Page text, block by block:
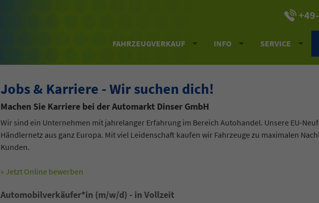
FAHRZEUGVERKAUF INFO SERVICE
Jobs & Karriere - Wir suchen dich!
Machen Sie Karriere bei der Automarkt Dinser GmbH
Wir sind ein Unternehmen mit jahrelanger Erfahrung im Bereich Autohandel. Unsere EU-
Händlernetz aus ganz Europa. Mit viel Leidenschaft kaufen wir Fahrzeuge zu maximalen
Kunden.
» Jetzt Online bewerben
Automobilverkäufer*in (m/w/d) - in Vollzeit